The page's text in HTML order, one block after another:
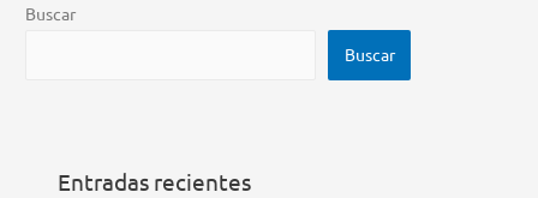
Buscar
Buscar
Entradas recientes